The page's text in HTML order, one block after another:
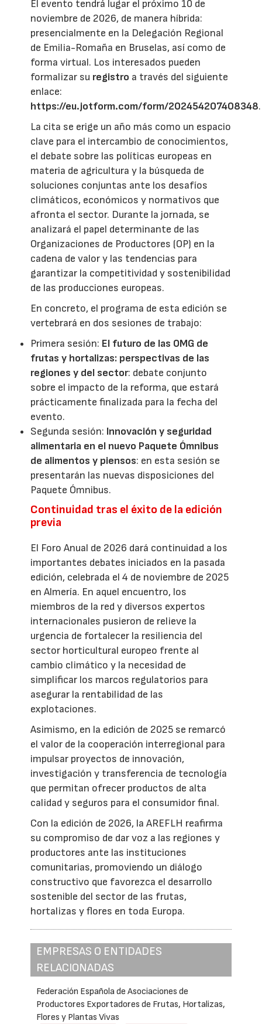
El evento tendrá lugar el próximo 10 de
noviembre de 2026, de manera híbrida:
presencialmente en la Delegación Regional
de Emilia-Romaña en Bruselas, así como de
forma virtual. Los interesados pueden
formalizar su registro a través del siguiente
enlace:
https://eu.jotform.com/form/202454207408348.
La cita se erige un año más como un espacio
clave para el intercambio de conocimientos,
el debate sobre las políticas europeas en
materia de agricultura y la búsqueda de
soluciones conjuntas ante los desafíos
climáticos, económicos y normativos que
afronta el sector. Durante la jornada, se
analizará el papel determinante de las
Organizaciones de Productores (OP) en la
cadena de valor y las tendencias para
garantizar la competitividad y sostenibilidad
de las producciones europeas.
En concreto, el programa de esta edición se
vertebrará en dos sesiones de trabajo:
Primera sesión: El futuro de las OMG de
frutas y hortalizas: perspectivas de las
regiones y del sector: debate conjunto
sobre el impacto de la reforma, que estará
prácticamente finalizada para la fecha del
evento.
Segunda sesión: Innovación y seguridad
alimentaria en el nuevo Paquete Ómnibus
de alimentos y piensos: en esta sesión se
presentarán las nuevas disposiciones del
Paquete Ómnibus.
Continuidad tras el éxito de la edición
previa
El Foro Anual de 2026 dará continuidad a los
importantes debates iniciados en la pasada
edición, celebrada el 4 de noviembre de 2025
en Almería. En aquel encuentro, los
miembros de la red y diversos expertos
internacionales pusieron de relieve la
urgencia de fortalecer la resiliencia del
sector horticultural europeo frente al
cambio climático y la necesidad de
simplificar los marcos regulatorios para
asegurar la rentabilidad de las
explotaciones.
Asimismo, en la edición de 2025 se remarcó
el valor de la cooperación interregional para
impulsar proyectos de innovación,
investigación y transferencia de tecnología
que permitan ofrecer productos de alta
calidad y seguros para el consumidor final.
Con la edición de 2026, la AREFLH reafirma
su compromiso de dar voz a las regiones y
productores ante las instituciones
comunitarias, promoviendo un diálogo
constructivo que favorezca el desarrollo
sostenible del sector de las frutas,
hortalizas y flores en toda Europa.
EMPRESAS O ENTIDADES
RELACIONADAS
Federación Española de Asociaciones de
Productores Exportadores de Frutas, Hortalizas,
Flores y Plantas Vivas